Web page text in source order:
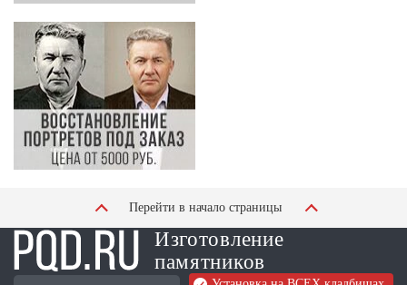
Перейти в начало страницы
Изготовление
памятников